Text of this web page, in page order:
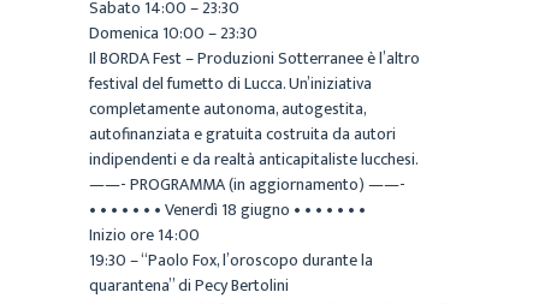
Sabato 14:00 – 23:30
Domenica 10:00 – 23:30
Il BORDA Fest – Produzioni Sotterranee è l’altro
festival del fumetto di Lucca. Un’iniziativa
completamente autonoma, autogestita,
autofinanziata e gratuita costruita da autori
indipendenti e da realtà anticapitaliste lucchesi.
——- PROGRAMMA (in aggiornamento) ——-
• • • • • • • Venerdì 18 giugno • • • • • • •
Inizio ore 14:00
19:30 – “Paolo Fox, l’oroscopo durante la
quarantena” di Pecy Bertolini